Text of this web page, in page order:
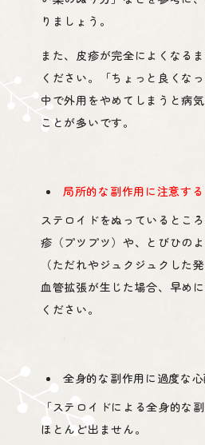
りましょう。
また、皮疹が完全によくなる
ください。「ちょっと良くな
中で外用をやめてしまうと病
ことが多いです。
局所的な副作用に注意する
ステロイドをぬっているとこ
疹（プツプツ）や、とびひの
（ただれやジュクジュクした
血管拡張が生じた場合、早め
ください。
全身的な副作用に過度な
「ステロイドによる全身的な
ほとんど出ません。